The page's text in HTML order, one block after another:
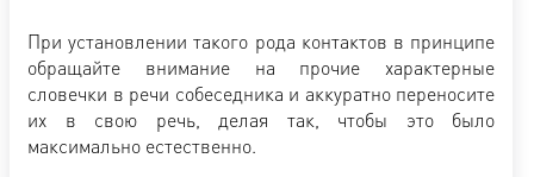
При установлении такого рода контактов в принципе
обращайте внимание на прочие характерные
словечки в речи собеседника и аккуратно переносите
их в свою речь, делая так, чтобы это было
максимально естественно.